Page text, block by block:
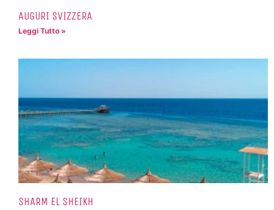
AUGURI SVIZZERA
Leggi Tutto »
SHARM EL SHEIKH